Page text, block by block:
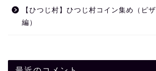
【ひつじ村】ひつじ村コイン集め（ピザ
編）